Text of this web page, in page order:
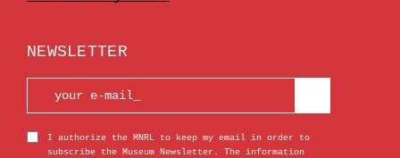
NEWSLETTER
I authorize the MNRL to keep my email in order to
subscribe the Museum Newsletter. The information